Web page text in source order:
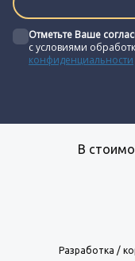
Отметьте Ваше
с условиями
конфиденциальности
В
Разработка /